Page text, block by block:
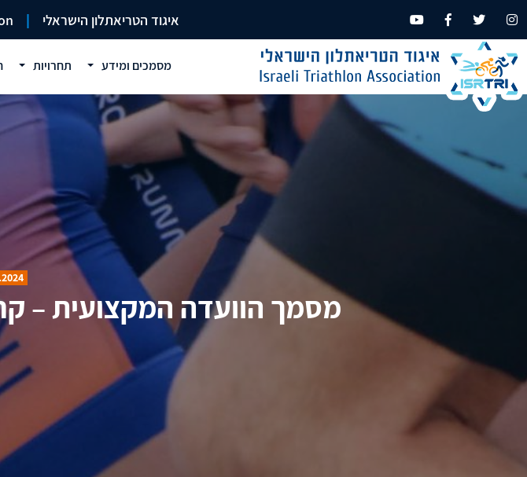
איגוד הטריאתלון הישראלי |
מסמכים ומידע תחרויות
מסמך הוועדה המקצועית –